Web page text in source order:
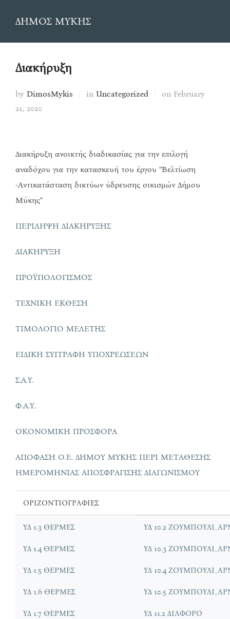
ΔΗΜΟΣ ΜΥΚΗΣ
Διακήρυξη
by DimosMykis in Uncategorized on Posted
February
21, 2020
Διακήρυξη ανοικτής διαδικασίας για την επιλογή
αναδόχου για την κατασκευή του έργου “Βελτίωση
-Αντικατάσταση δικτύων ύδρευσης οικισμών Δήμου
Μύκης”
ΠΕΡΙΛΗΨΗ ΔΙΑΚΗΡΥΞΗΣ
ΔΙΑΚΗΡΥΞΗ
ΠΡΟΫΠΟΛΟΓΙΣΜΟΣ
ΤΕΧΝΙΚΗ ΕΚΘΕΣΗ
ΤΙΜΟΛΟΓΙΟ ΜΕΛΕΤΗΣ
ΕΙΔΙΚΗ ΣΥΓΓΡΑΦΗ ΥΠΟΧΡΕΩΣΕΩΝ
Σ.Α.Υ.
Φ.Α.Υ.
ΟΚΟΝΟΜΙΚΗ ΠΡΟΣΦΟΡΑ
ΑΠΟΦΑΣΗ Ο.Ε. ΔΗΜΟΥ ΜΥΚΗΣ ΠΕΡΙ ΜΕΤΑΘΕΣΗΣ
ΗΜΕΡΟΜΗΝΙΑΣ ΑΠΟΣΦΡΑΓΙΣΗΣ ΔΙΑΓΩΝΙΣΜΟΥ
ΟΡΙΖΟΝΤΙΟΓΡΑΦΙΕΣ
ΥΔ 1.3 ΘΕΡΜΕΣ
ΥΔ 1.4 ΘΕΡΜΕΣ
ΥΔ 1.5 ΘΕΡΜΕΣ
ΥΔ 1.6 ΘΕΡΜΕΣ
ΥΔ 1.7 ΘΕΡΜΕΣ
ΥΔ 10.2
ΥΔ 10.3
ΥΔ 10.4
ΥΔ 10.5
ΥΔ 11.2 ΔΙΑΦΟΡΟ